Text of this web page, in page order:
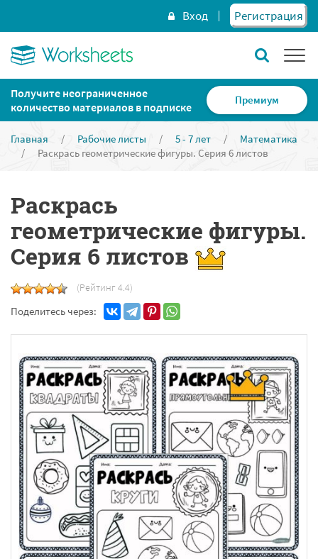
Вход Регистрация
Получите неограниченное
количество материалов в подписке
Премиум
Главная / Рабочие листы / 5 - 7 лет /
Математика
/
Раскрась геометрические фигуры. Серия 6 листов
Раскрась
геометрические фигуры.
Серия 6 листов
(Рейтинг 4.4)
Поделитесь через: